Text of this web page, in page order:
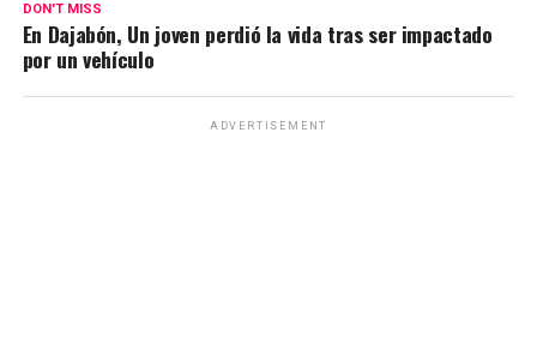
DON'T MISS
En Dajabón, Un joven perdió la vida tras ser impactado
por un vehículo
ADVERTISEMENT